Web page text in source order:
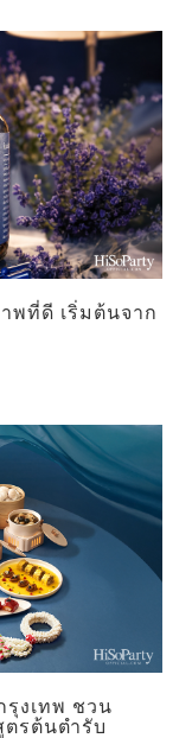
พที่ดี เริ่มต้นจาก
งเทพ ชวน
รต้นตำรับ